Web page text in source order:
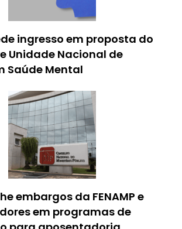
ingresso em proposta do
Unidade Nacional de
Saúde Mental
embargos da FENAMP e
em programas de